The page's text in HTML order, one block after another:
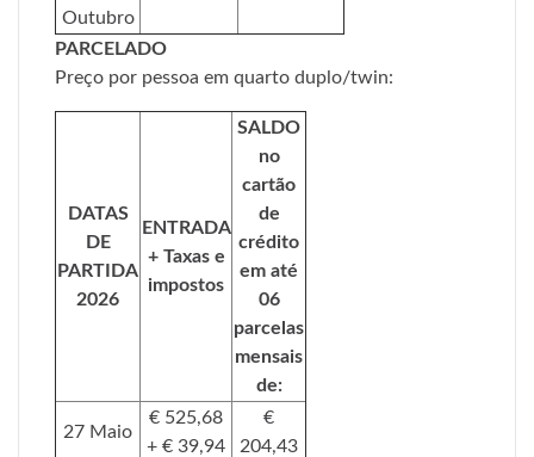
Outubro
PARCELADO
Preço por pessoa em quarto duplo/twin:
DATAS
DE
PARTIDA
2026
ENTRADA
+ Taxas e
impostos
SALDO
no
cartão
de
crédito
em até
06
parcelas
mensais
de:
27 Maio
€ 525,68
+ € 39,94
€
204,43